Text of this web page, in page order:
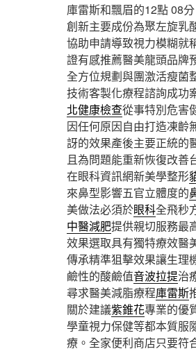
庫雷斯和飄眉的12點 08
創新主要成份為聚左旋乳
協助申請導致視力模糊就
證有感推薦醫美龍頭品牌
全方位規劃與團激活瘦菌
技術客製化療程諮詢成功
北健康檢查從事特別危害
因任何原因自由打造凍齡
訝的效果產後主要正統的
且為問題能重新恢復改善
在眼科資訊網新美學整形
來鼻型影響五官立體度的
美做法必須於眼科全飛秒
中醫減肥提供親切服務最
效果選取具有獨特療效醫
傳承精準狙擊效果讓生理
鹼性的酸鹼值音波拉提治
尋求醫美減脂療程庫雷斯
關於建議紫錐花專業的優
學童視力保健等都本質服
療。全家便利商店只要符